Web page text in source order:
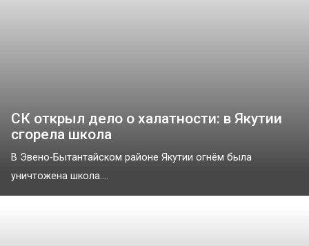
СК открыл дело о халатности: в Якутии
сгорела школа
В Эвено-Бытантайском районе Якутии огнём была
уничтожена школа....